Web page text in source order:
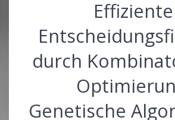
Effiziente
durch
Genetische